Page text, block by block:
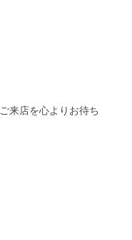
来店を心よりお待ち